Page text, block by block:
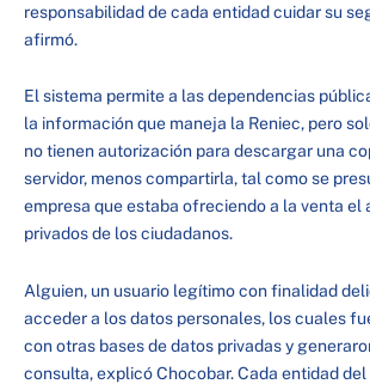
responsabilidad de cada entidad cuidar su
afirmó.
El sistema permite a las dependencias
la información que maneja la Reniec, pero
no tienen autorización para descargar una
servidor, menos compartirla, tal como se
empresa que estaba ofreciendo a la venta el
privados de los ciudadanos.
Alguien, un usuario legítimo con finalidad
acceder a los datos personales, los cuales
con otras bases de datos privadas y
consulta, explicó Chocobar. Cada entidad